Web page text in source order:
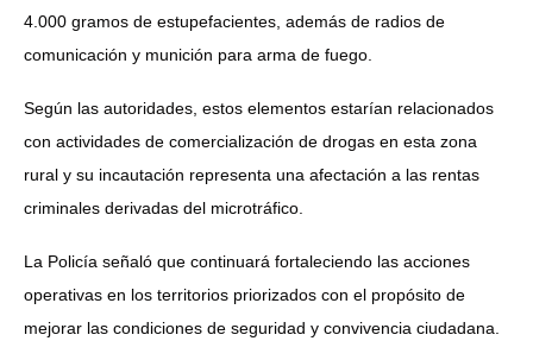
4.000 gramos de estupefacientes, además de radios de
comunicación y munición para arma de fuego.
Según las autoridades, estos elementos estarían relacionados
con actividades de comercialización de drogas en esta zona
rural y su incautación representa una afectación a las rentas
criminales derivadas del microtráfico.
La Policía señaló que continuará fortaleciendo las acciones
operativas en los territorios priorizados con el propósito de
mejorar las condiciones de seguridad y convivencia ciudadana.